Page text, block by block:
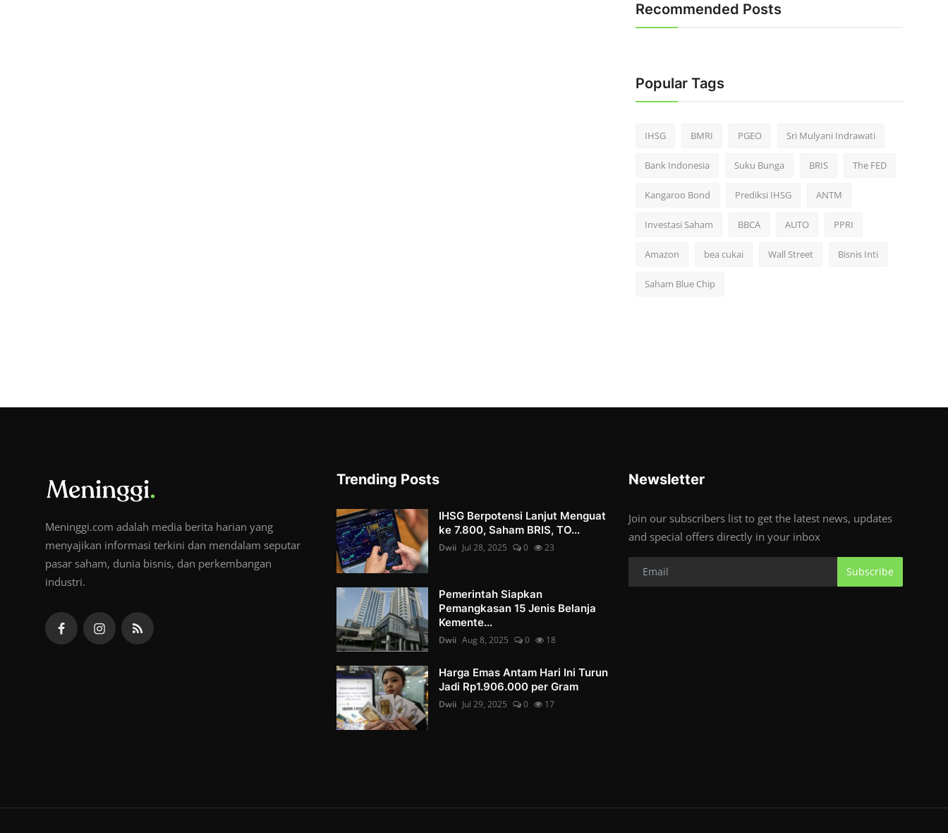
Recommended Posts
Popular Tags
IHSG BMRI PGEO Sri Mulyani Indrawati
Bank Indonesia Suku Bunga BRIS The FED
Kangaroo Bond Prediksi IHSG ANTM
Investasi Saham BBCA AUTO PPRI
Amazon bea cukai Wall Street Bisnis Inti
Saham Blue Chip
Meninggi.com adalah media berita harian yang
menyajikan informasi terkini dan mendalam seputar
pasar saham, dunia bisnis, dan perkembangan
industri.
Trending Posts
IHSG Berpotensi Lanjut Menguat
ke 7.800, Saham BRIS, TO...
Dwii Jul 28, 2025 0 23
Pemerintah Siapkan
Pemangkasan 15 Jenis Belanja
Kemente...
Dwii Aug 8, 2025 0 18
Harga Emas Antam Hari Ini Turun
Jadi Rp1.906.000 per Gram
Dwii Jul 29, 2025 0 17
Newsletter
Join our subscribers list to get the latest news, updates
and special offers directly in your inbox
Subscribe